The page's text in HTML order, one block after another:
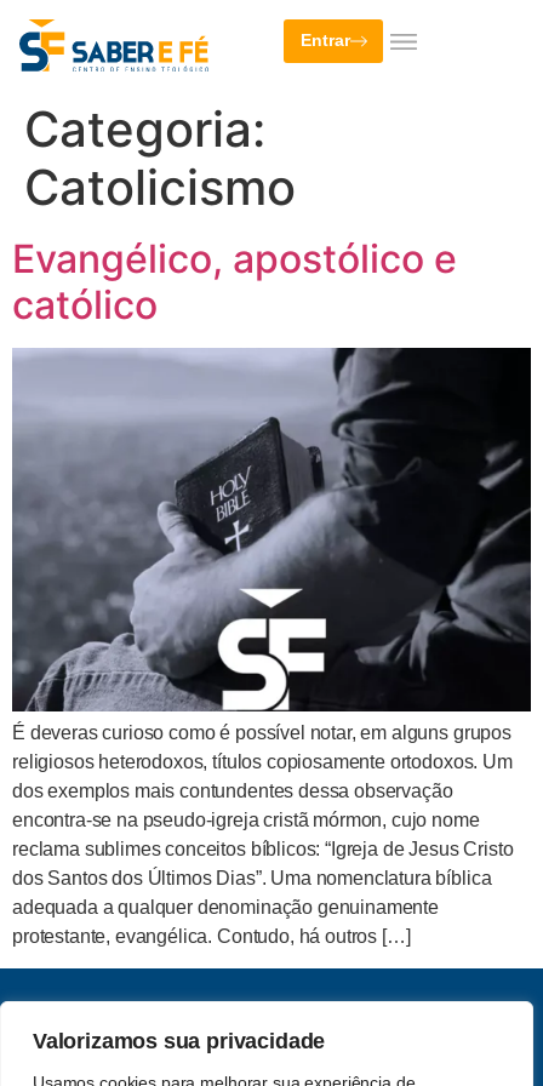
Valorizamos sua privacidade
Entrar
Categoria:
Catolicismo
Evangélico, apostólico e
católico
É deveras curioso como é possível notar, em alguns grupos
religiosos heterodoxos, títulos copiosamente ortodoxos. Um
dos exemplos mais contundentes dessa observação
encontra-se na pseudo-igreja cristã mórmon, cujo nome
reclama sublimes conceitos bíblicos: “Igreja de Jesus Cristo
dos Santos dos Últimos Dias”. Uma nomenclatura bíblica
adequada a qualquer denominação genuinamente
protestante, evangélica. Contudo, há outros […]
CNPJ: 62.357.060.0001-13
Saber e Fé Teologia LTDA